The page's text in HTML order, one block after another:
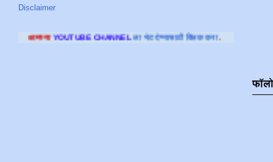
Disclaimer
CHANNELला भेट देण्यासाठी क्लिक करा.